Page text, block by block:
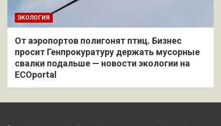
ЭКОЛОГИЯ
От аэропортов полигонят птиц. Бизнес
просит Генпрокуратуру держать мусорные
свалки подальше — новости экологии на
ECOportal